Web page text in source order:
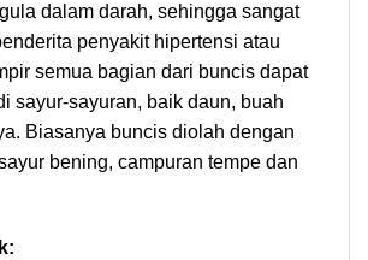
dalam darah, sehingga sangat
penyakit hipertensi atau
semua bagian dari buncis dapat
sayur-sayuran, baik daun, buah
Biasanya buncis diolah dengan
bening, campuran tempe dan